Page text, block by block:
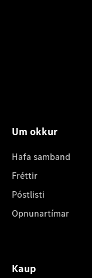
Um okkur
Hafa samband
Fréttir
Póstlisti
Opnunartímar
Kaup